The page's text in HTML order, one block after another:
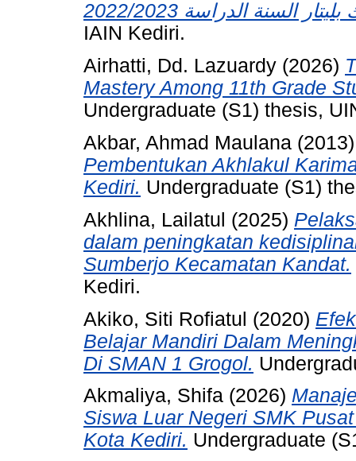
IAIN Kediri.
Airhatti, Dd. Lazuardy (2026)
Mastery Among 11th Grade
Undergraduate (S1) thesis,
Akbar, Ahmad Maulana
Pembentukan Akhlakul
Kediri. Undergraduate (S1)
Akhlina, Lailatul (2025)
dalam peningkatan
Sumberjo Kecamatan Kandat.
Kediri.
Akiko, Siti Rofiatul (2020)
Belajar Mandiri Dalam
Di SMAN 1 Grogol.
Akmaliya, Shifa (2026)
Siswa Luar Negeri SMK
Kota Kediri. Undergraduate